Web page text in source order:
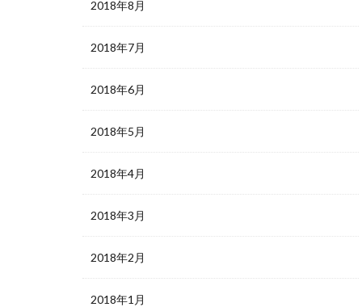
2018年8月
2018年7月
2018年6月
2018年5月
2018年4月
2018年3月
2018年2月
2018年1月